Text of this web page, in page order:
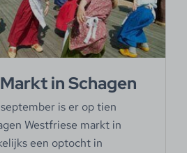
in Schagen
is er op tien
Westfriese markt in
een optocht in